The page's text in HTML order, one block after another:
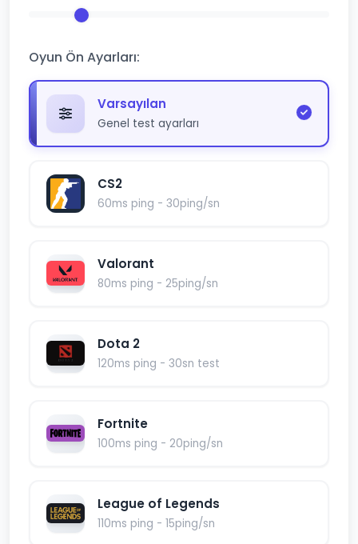
Oyun Ön Ayarları:
Varsayılan
Genel test ayarları
CS2
60ms ping - 30ping/sn
Valorant
80ms ping - 25ping/sn
Dota 2
120ms ping - 30sn test
Fortnite
100ms ping - 20ping/sn
League of Legends
110ms ping - 15ping/sn